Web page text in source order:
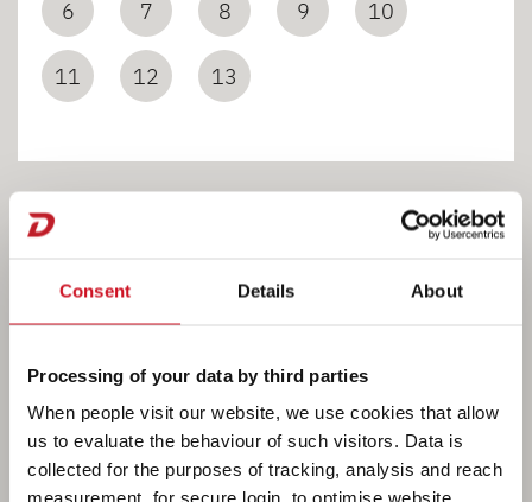
Consent Details About
Processing of your data by third parties
When people visit our website, we use cookies that allow
us to evaluate the behaviour of such visitors. Data is
collected for the purposes of tracking, analysis and reach
measurement, for secure login, to optimise website
6 7 8 9 10
11 12 13
Bagno
Una soluzione per il bagno piuttosto sofisticata ma
davvero geniale è il bagno girevole, installato su
tutti i modelli Globetrail ACTIVE. Offre